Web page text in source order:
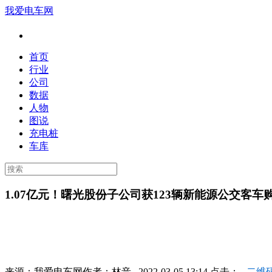
我爱电车网
首页
行业
公司
数据
人物
图说
充电桩
车库
1.07亿元！曙光股份子公司获123辆新能源公交客车